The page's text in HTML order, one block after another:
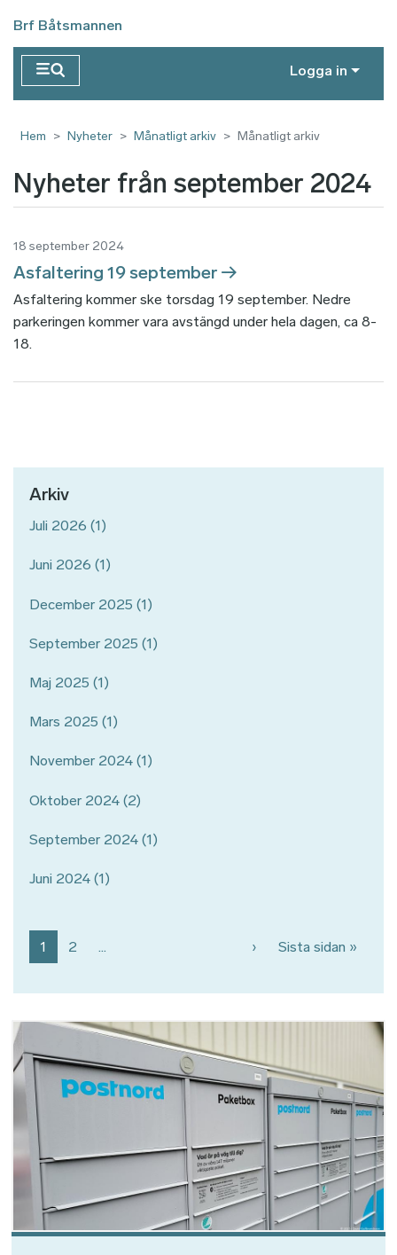
Brf Båtsmannen
Logga in
Hem Nyheter Månatligt arkiv Månatligt arkiv
Nyheter från september 2024
18 september 2024
Asfaltering 19 september
Asfaltering kommer ske torsdag 19 september. Nedre
parkeringen kommer vara avstängd under hela dagen, ca 8-
18.
Arkiv
Juli 2026 (1)
Juni 2026 (1)
December 2025 (1)
September 2025 (1)
Maj 2025 (1)
Mars 2025 (1)
November 2024 (1)
Oktober 2024 (2)
September 2024 (1)
Juni 2024 (1)
Paginering
1 2 … › Nästa sida
Sista sidan »
Bild